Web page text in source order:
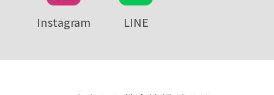
Instagram LINE